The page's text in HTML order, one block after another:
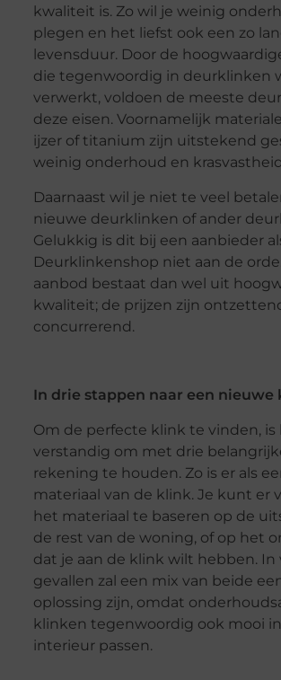
kwaliteit is. Zo wil je weinig
plegen en het liefst ook een zo
levensduur. Door de
die tegenwoordig in deurklinken
verwerkt, voldoen de meeste
deze eisen. Voornamelijk
ijzer of titanium zijn uitstekend
weinig onderhoud en
Daarnaast wil je niet te veel
nieuwe deurklinken of ander
Gelukkig is dit bij een aanbieder
Deurklinkenshop niet aan de
aanbod bestaat dan wel uit
kwaliteit; de prijzen zijn
concurrerend.
In drie stappen naar een nieuwe
Om de perfecte klink te vinden, is
verstandig om met drie
rekening te houden. Zo is er als
materiaal van de klink. Je kunt er
het materiaal te baseren op de
de rest van de woning, of op het
dat je aan de klink wilt hebben. In
gevallen zal een mix van beide
oplossing zijn, omdat
klinken tegenwoordig ook mooi
interieur passen.